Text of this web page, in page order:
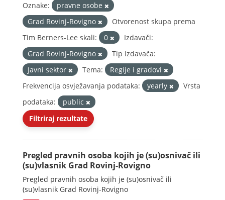
Oznake:
pravne osobe
Grad Rovinj-Rovigno
Otvorenost skupa prema
Tim Berners-Lee skali:
0
Izdavači:
Grad Rovinj-Rovigno
Tip Izdavača:
Javni sektor
Tema:
Regije i gradovi
Frekvencija osvježavanja podataka:
yearly
Vrsta
podataka:
public
Filtriraj rezultate
Pregled pravnih osoba kojih je (su)osnivač ili
(su)vlasnik Grad Rovinj-Rovigno
Pregled pravnih osoba kojih je (su)osnivač ili
(su)vlasnik Grad Rovinj-Rovigno